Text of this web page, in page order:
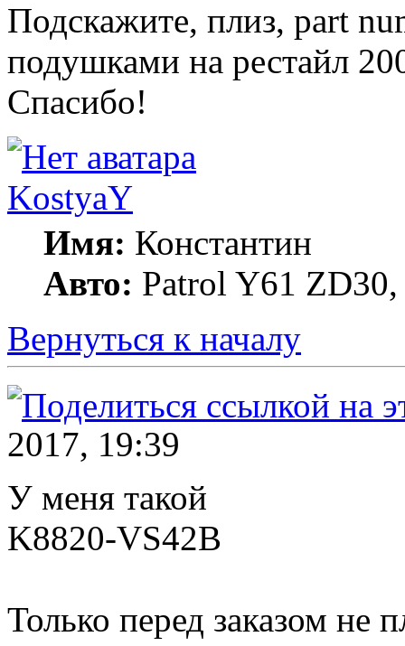
Подскажите, плиз, part
подушками на рестайл
Спасибо!
KostyaY
Имя: Константин
Авто: Patrol Y61 ZD30,
Вернуться к началу
2017, 19:39
У меня такой
K8820-VS42B
Только перед заказом не